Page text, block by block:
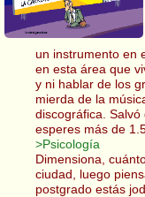
un instrumento en
en esta área que
y ni hablar de los
mierda de la
discográfica.
esperes más de
>Psicología
Dimensiona,
ciudad, luego
postgrado estás